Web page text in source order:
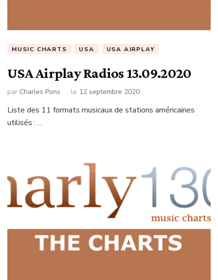
MUSIC CHARTS USA USA AIRPLAY
USA Airplay Radios 13.09.2020
par Charles Pons le 12 septembre 2020
Liste des 11 formats musicaux de stations américaines
utilisés : …